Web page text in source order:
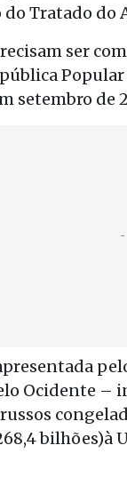
do Tratado
ser
setembro de
Ocidente –
bilhões)à